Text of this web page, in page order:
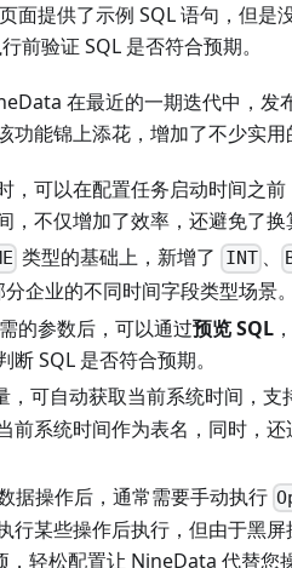
面提供了示例 SQL 语句，但是
前验证 SQL 是否符合预期。
在最近的一期迭代中，发
能锦上添花，增加了不少实用
，可以在配置任务启动时间之
不仅增加了效率，还避免了换
类型的基础上，新增了 INT、
企业的不同时间字段类型场景。
的参数后，可以通过预览 SQL
SQL 是否符合预期。
，可自动获取当前系统时间，支
系统时间作为表名，同时，还
据操作后，通常需要手动执行
行某些操作后执行，但由于黑
轻松配置让 NineData 代替您